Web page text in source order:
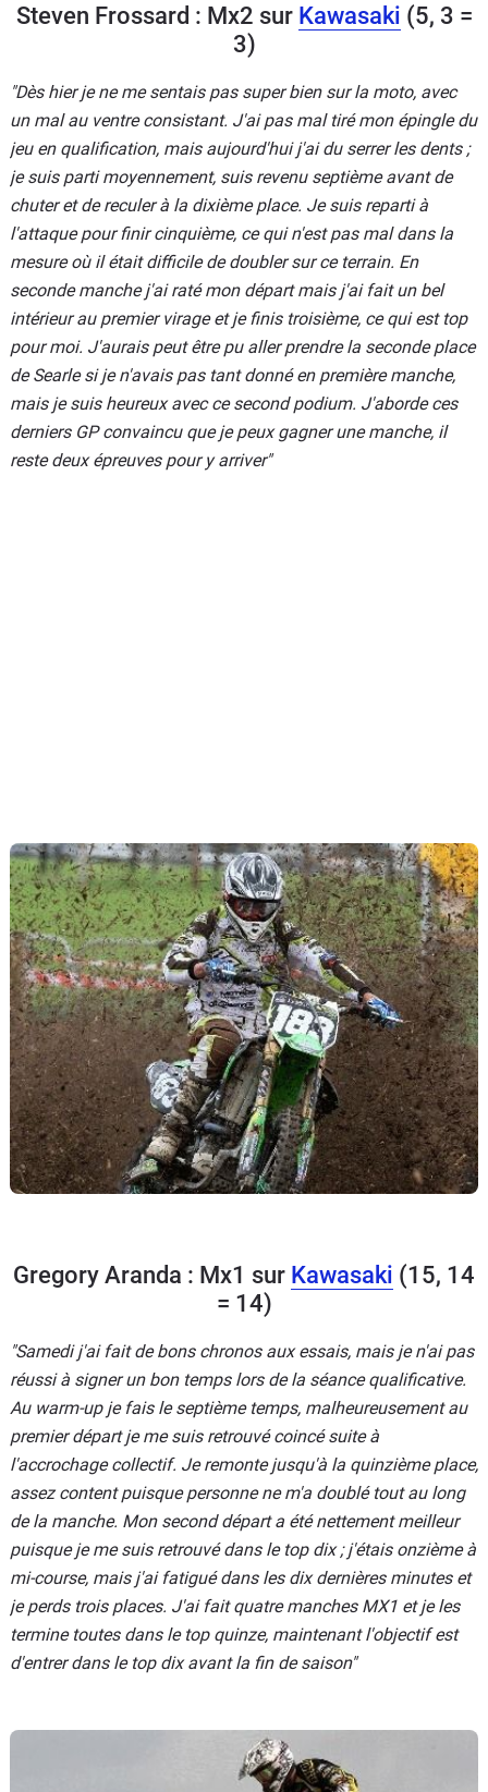
Steven Frossard : Mx2 sur Kawasaki (5, 3 =
3)
"Dès hier je ne me sentais pas super bien sur la moto, avec
un mal au ventre consistant. J'ai pas mal tiré mon épingle du
jeu en qualification, mais aujourd'hui j'ai du serrer les dents ;
je suis parti moyennement, suis revenu septième avant de
chuter et de reculer à la dixième place. Je suis reparti à
l'attaque pour finir cinquième, ce qui n'est pas mal dans la
mesure où il était difficile de doubler sur ce terrain. En
seconde manche j'ai raté mon départ mais j'ai fait un bel
intérieur au premier virage et je finis troisième, ce qui est top
pour moi. J'aurais peut être pu aller prendre la seconde place
de Searle si je n'avais pas tant donné en première manche,
mais je suis heureux avec ce second podium. J'aborde ces
derniers GP convaincu que je peux gagner une manche, il
reste deux épreuves pour y arriver"
Gregory Aranda : Mx1 sur Kawasaki (15, 14
= 14)
"Samedi j'ai fait de bons chronos aux essais, mais je n'ai pas
réussi à signer un bon temps lors de la séance qualificative.
Au warm-up je fais le septième temps, malheureusement au
premier départ je me suis retrouvé coincé suite à
l'accrochage collectif. Je remonte jusqu'à la quinzième place,
assez content puisque personne ne m'a doublé tout au long
de la manche. Mon second départ a été nettement meilleur
puisque je me suis retrouvé dans le top dix ; j'étais onzième à
mi-course, mais j'ai fatigué dans les dix dernières minutes et
je perds trois places. J'ai fait quatre manches MX1 et je les
termine toutes dans le top quinze, maintenant l'objectif est
d'entrer dans le top dix avant la fin de saison"